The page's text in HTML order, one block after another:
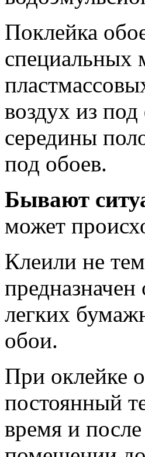
Поклейка
специальных
воздух из
середины
под обоев.
Бывают
может
Клеили не
легких
обои.
При оклейке
постоянный
время и